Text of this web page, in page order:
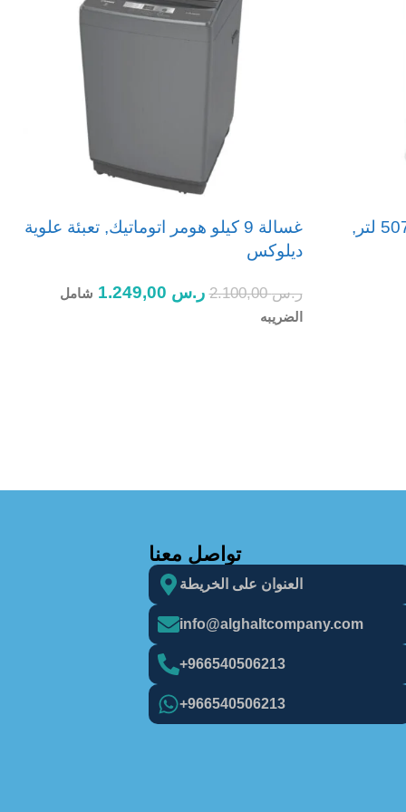
ثلاجة بابين يوجين, 18 قدم, 507 لتر,
غسالة 9 كيلو هومر اتوماتيك, تعبئة علوية
ديلوكس
ر.س2.100,00 ر.س
شامل
الضريبه
تواصل معنا
العنوان على الخريطة
info@alghaItcompany.com
966540506213+
966540506213+